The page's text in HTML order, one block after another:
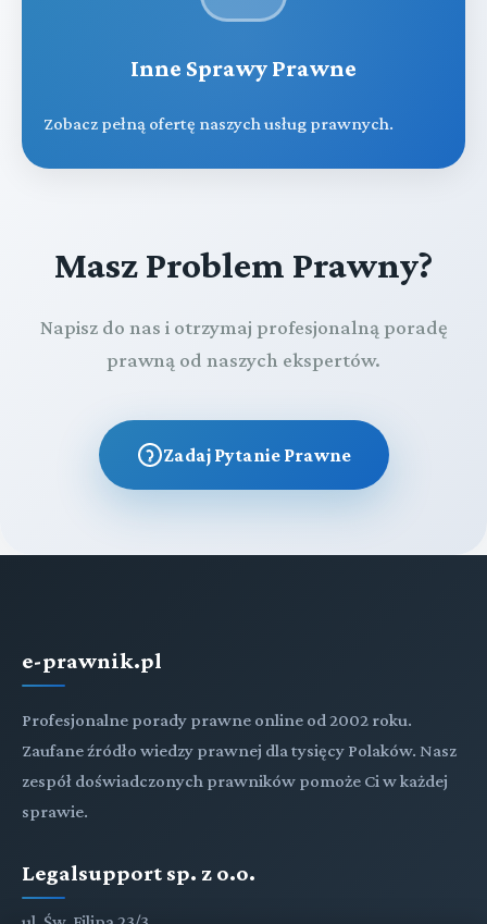
Inne Sprawy Prawne
Zobacz pełną ofertę naszych usług prawnych.
Masz Problem Prawny?
Napisz do nas i otrzymaj profesjonalną poradę
prawną od naszych ekspertów.
Zadaj Pytanie Prawne
e-prawnik.pl
Profesjonalne porady prawne online od 2002 roku.
Zaufane źródło wiedzy prawnej dla tysięcy Polaków. Nasz
zespół doświadczonych prawników pomoże Ci w każdej
sprawie.
Legalsupport sp. z o.o.